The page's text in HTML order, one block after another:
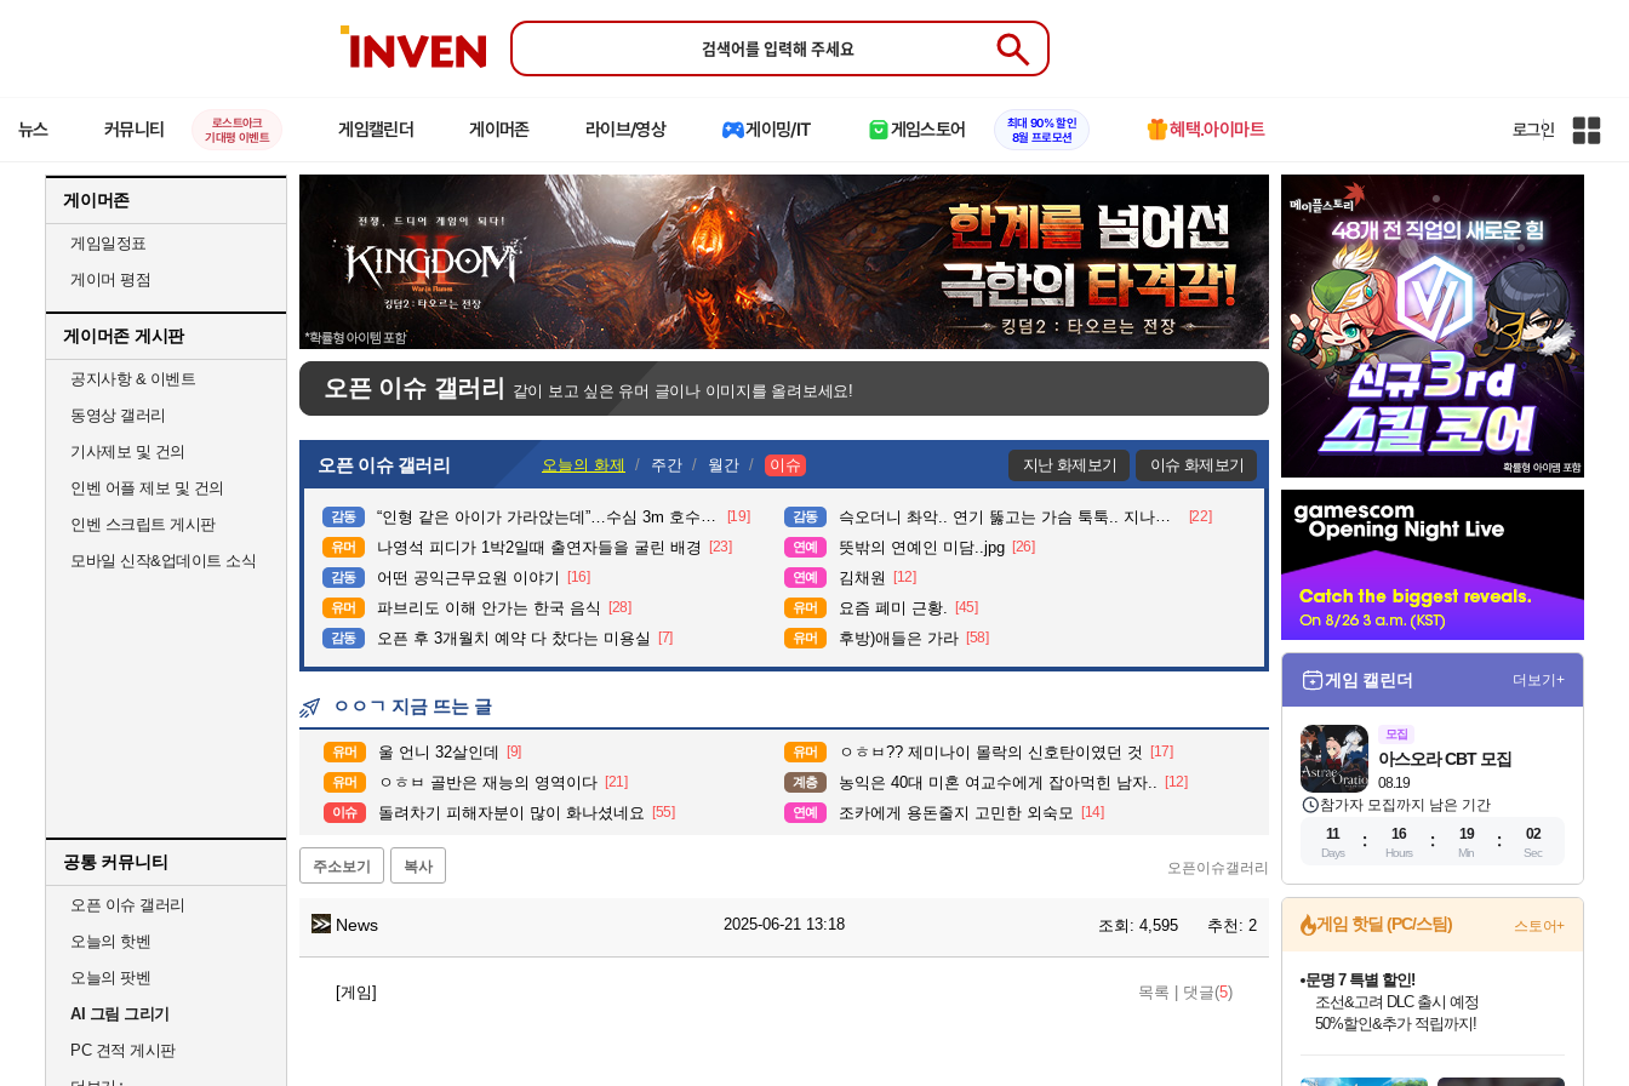
인
Submit
뉴스 커뮤니티
로스트아크
기대평 이벤트
게임캘린더 게이머존 라이브/영상 게이밍/IT 게임스토어
최대 90% 할인
8월 프로모션
혜택.아이마트 로그인
인
게이머존
게임일정표
게이머 평점
게이머존 게시판
공지사항 & 이벤트
동영상 갤러리
기사제보 및 건의
인벤 어플 제보 및 건의
인벤 스크립트 게시판
모바일 신작&업데이트 소식
공통 커뮤니티
오픈 이슈 갤러리
오늘의 핫벤
오늘의 팟벤
AI 그림 그리기
PC 견적 게시판
오픈 이슈 갤러리 같이 보고 싶은 유머 글이나 이미지를 올려보세요!
오픈 이슈 갤러리 오늘의 화제 주간 월간 이슈 지난 화제보기 이슈 화제보기
감동 “인형 같은 아이가 가라앉는데”…수심 3m 호수 뛰어든 60대 의인 [19] 감동 슥오더니 촤악.. 연기 뚫고는 가슴 툭툭.. 지나가던 아재의 정체 [22]
유머 나영석 피디가 1박2일때 출연자들을 굴린 배경 [23] 연예 뜻밖의 연예인 미담..jpg [26]
감동 어떤 공익근무요원 이야기 [16] 연예 김채원 [12]
유머 파브리도 이해 안가는 한국 음식 [28] 유머 요즘 폐미 근황. [45]
감동 오픈 후 3개월치 예약 다 찼다는 미용실 [7] 유머 후방)애들은 가라 [58]
ㅇㅇㄱ 지금 뜨는 글
유머 울 언니 32살인데 [9] 유머 ㅇㅎㅂ?? 제미나이 몰락의 신호탄이였던 것 [17]
유머 ㅇㅎㅂ 골반은 재능의 영역이다 [21] 계층 농익은 40대 미혼 여교수에게 잡아먹힌 남자.. [12]
이슈 돌려차기 피해자분이 많이 화나셨네요 [55] 연예 조카에게 용돈줄지 고민한 외숙모 [14]
주소보기 복사 오픈이슈갤러리
News 2025-06-21 13:18 조회: 4,595 추천: 2
[게임] 목록 댓글(5)
벤
게임 캘린더 더보기+
모집
08.19
아스오라 CBT 모집
참가자 모집까지 남은 기간
11
Days
16
Hours
19
Min
01
Sec
게임 핫딜 (PC/스팀) 스토어+
마블 투혼 파이팅 소울즈 정식출시!
마블 히어로 총 출동&화려한 격투!
네이버 포인트 혜택까지!